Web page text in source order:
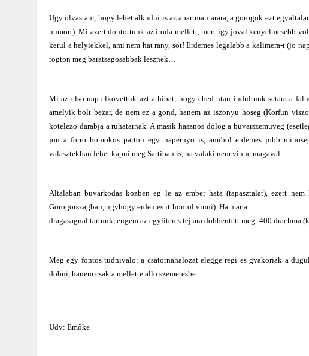
Ugy olvastam, hogy lehet alkudni is az apartman arara, a gorogok ezt
humort). Mi azert dontottunk az iroda mellett, mert igy joval kenyelmesebb
kerul a helyiekkel, ami nem hat rany, sot! Erdemes legalabb a kalimera-t (jo
rogton meg baratsagosabbak lesznek…
Mi az elso nap elkovettuk azt a hibat, hogy ebed utan indultunk setara a
amelyik bolt bezar, de nem ez a gond, hanem az iszonyu hoseg (Korfun
kotelezo darabja a ruhatarnak. A masik hasznos dolog a buvarszemuveg
jon a forro homokos parton egy napernyo is, amibol erdemes jobb
valasztekban lehet kapni meg Sartiban is, ha valaki nem vinne magaval.
Altalaban buvarkodas kozben eg le az ember hata (tapasztalat), ezert
Gorogorszagban, ugyhogy erdemes itthonrol vinni). Ha mar a
dragasagnal tartunk, engem az egyliteres tej ara dobbentett meg: 400
Meg egy fontos tudnivalo: a csatornahalozat elegge regi es gyakoriak a
dobni, hanem csak a mellette allo szemetesbe…
Udv: Emőke